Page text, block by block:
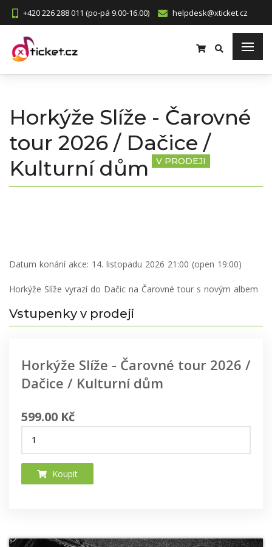
+420 226 288 011 (po-pá 9.00-16.00) helpdesk@xticket.cz
Horkýže Slíže - Čarovné
tour 2026 / Dačice /
Kulturní dům
V PRODEJI
Datum konání akce: 14. listopadu 2026 21:00 (open 19:00)
Horkýže Slíže vyrazí do Dačic na Čarovné tour s novým albem
Vstupenky v prodeji
Horkýže Slíže - Čarovné tour 2026 /
Dačice / Kulturní dům
599.00 Kč
Koupit